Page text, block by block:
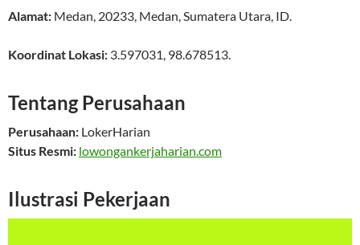
Alamat: Medan, 20233, Medan,Sumatera Utara, ID.
Koordinat Lokasi: 3.597031, 98.678513.
Tentang Perusahaan
Perusahaan: LokerHarian
Situs Resmi: lowongankerjaharian.com
Ilustrasi Pekerjaan